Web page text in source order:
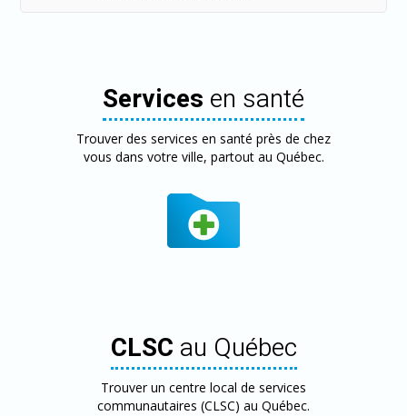
Services en santé
Trouver des services en santé près de chez
vous dans votre ville, partout au Québec.
CLSC au Québec
Trouver un centre local de services
communautaires (CLSC) au Québec.